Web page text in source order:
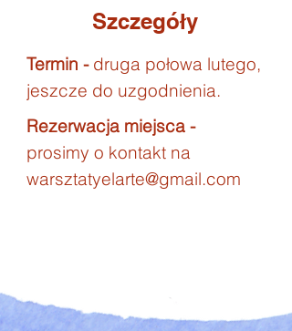
Termin -druga połowa lutego,
jeszcze do uzgodnienia.
Rezerwacja miejsca -
prosimy o kontakt na
warsztatyelarte@gmail.com
Szczegóły